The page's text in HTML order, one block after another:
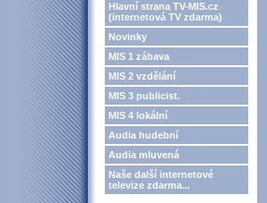
Hlavní strana TV-MIS.cz
(internetová TV zdarma)
Novinky
MIS 1 zábava
MIS 2 vzdělání
MIS 3 publicist.
MIS 4 lokální
Audia hudební
Audia mluvená
Naše další internetové
televize zdarma...